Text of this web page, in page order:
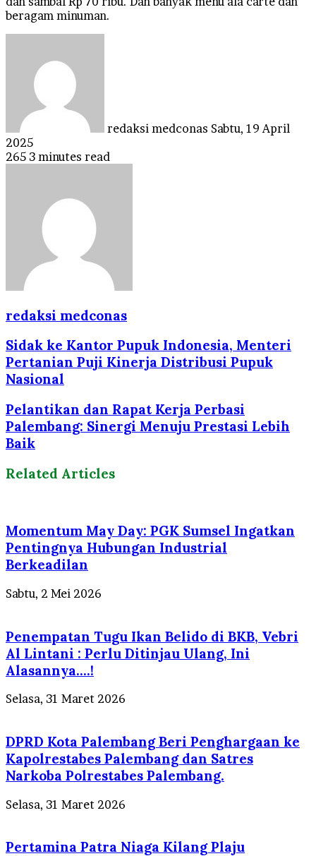
beragam minuman.
redaksi medconas Sabtu, 19 April
2025
265 3 minutes read
redaksi medconas
Sidak ke Kantor Pupuk Indonesia, Menteri
Pertanian Puji Kinerja Distribusi Pupuk
Nasional
Pelantikan dan Rapat Kerja Perbasi
Palembang: Sinergi Menuju Prestasi Lebih
Baik
Related Articles
Momentum May Day: PGK Sumsel Ingatkan
Pentingnya Hubungan Industrial
Berkeadilan
Sabtu, 2 Mei 2026
Penempatan Tugu Ikan Belido di BKB, Vebri
Al Lintani : Perlu Ditinjau Ulang, Ini
Alasannya….!
Selasa, 31 Maret 2026
DPRD Kota Palembang Beri Penghargaan ke
Kapolrestabes Palembang dan Satres
Narkoba Polrestabes Palembang.
Selasa, 31 Maret 2026
Pertamina Patra Niaga Kilang Plaju